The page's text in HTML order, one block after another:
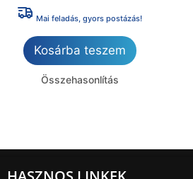
Mai feladás, gyors postázás!
Kosárba teszem
Összehasonlítás